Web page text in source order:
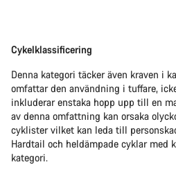
Cykelklassificering
Denna kategori täcker även kraven i
omfattar den användning i tuffare,
inkluderar enstaka hopp upp till en
av denna omfattning kan orsaka
cyklister vilket kan leda till
Hardtail och heldämpade cyklar med
kategori.